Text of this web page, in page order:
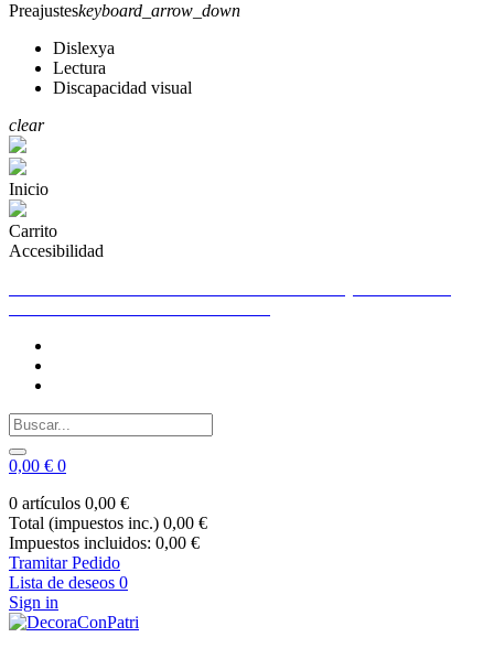
Preajusteskeyboard_arrow_down
Dislexya
Lectura
Discapacidad visual
clear
Inicio
Carrito
Accesibilidad
0,00 € 0
0 artículos 0,00 €
Total (impuestos inc.) 0,00 €
Impuestos incluidos: 0,00 €
Tramitar Pedido
Lista de deseos 0
Sign in